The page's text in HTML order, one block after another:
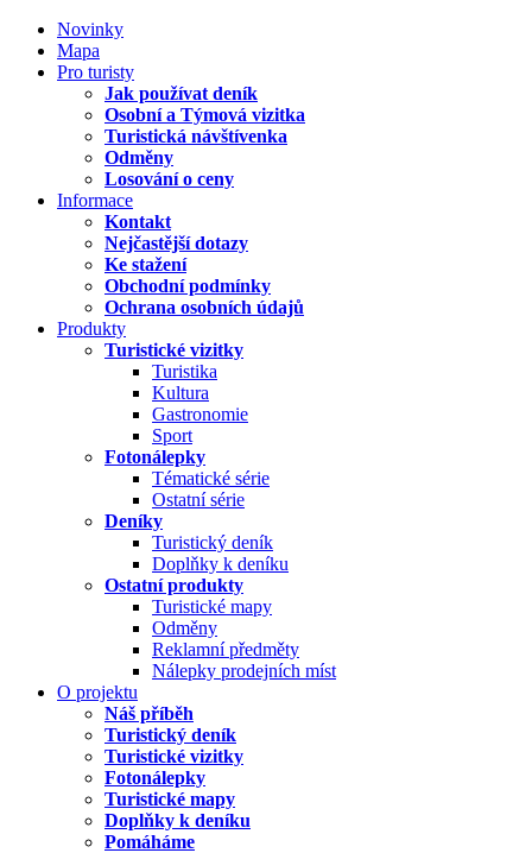
Novinky
Mapa
Pro turisty
Jak používat deník
Osobní a Týmová vizitka
Turistická návštívenka
Odměny
Losování o ceny
Informace
Kontakt
Nejčastější dotazy
Ke stažení
Obchodní podmínky
Ochrana osobních údajů
Produkty
Turistické vizitky
Turistika
Kultura
Gastronomie
Sport
Fotonálepky
Tématické série
Ostatní série
Deníky
Turistický deník
Doplňky k deníku
Ostatní produkty
Turistické mapy
Odměny
Reklamní předměty
Nálepky prodejních míst
O projektu
Náš příběh
Turistický deník
Turistické vizitky
Fotonálepky
Turistické mapy
Doplňky k deníku
Pomáháme